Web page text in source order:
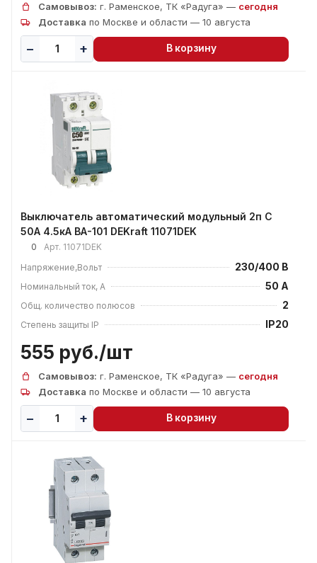
Самовывоз: г. Раменское, ТК «Радуга» — сегодня
Доставка по Москве и области — 10 августа
В корзину
Выключатель автоматический модульный 2п C
50А 4.5кА ВА-101 DEKraft 11071DEK
0 Арт. 11071DEK
Напряжение,Вольт
230/400 В
Номинальный ток, А 50 А
Общ. количество полюсов 2
Степень защиты IP IP20
555 руб./шт
Самовывоз: г. Раменское, ТК «Радуга» — сегодня
Доставка по Москве и области — 10 августа
В корзину